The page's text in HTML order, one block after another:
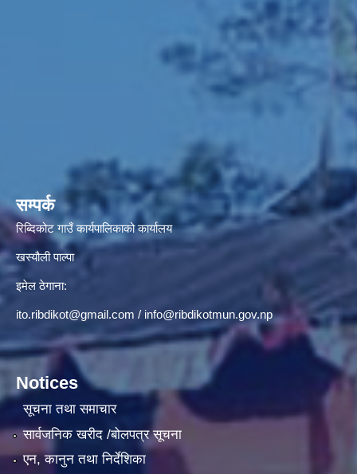
सम्पर्क
रिब्दिकोट गाउँ कार्यपालिकाको कार्यालय
खस्यौली पाल्पा
इमेल ठेगाना:
ito.ribdikot@gmail.com / info@ribdikotmun.gov.np
Notices
सूचना तथा समाचार
सार्वजनिक खरीद /बोलपत्र सूचना
एन, कानुन तथा निर्देशिका